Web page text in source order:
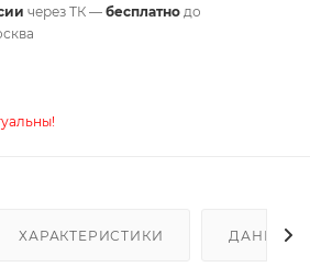
через ТК — бесплатно до
ХАРАКТЕРИСТИКИ ДАННЫЕ